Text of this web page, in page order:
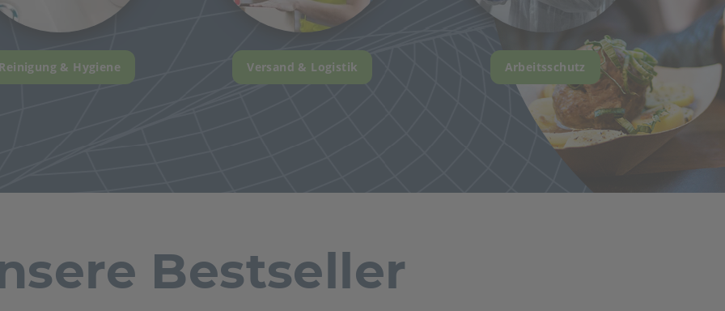
Reinigung & Hygiene Versand & Logistik Arbeitsschutz
Bestseller